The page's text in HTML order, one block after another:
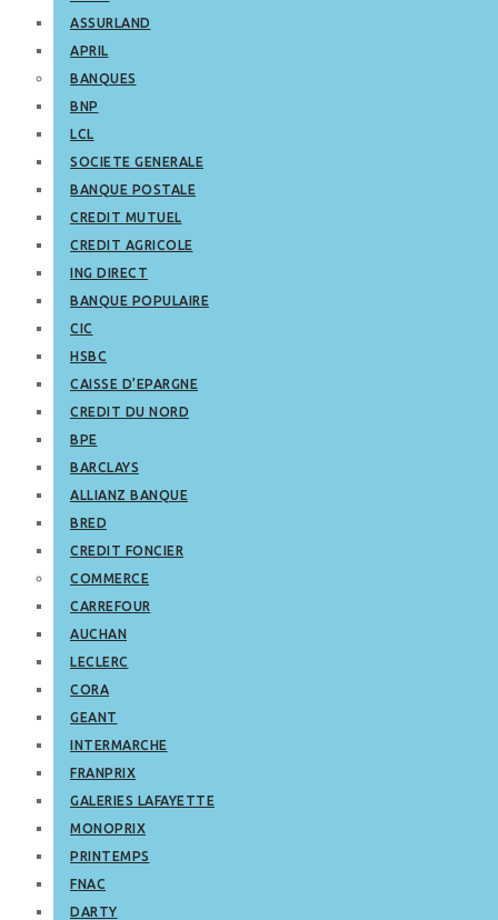
ASSURLAND
APRIL
BANQUES
BNP
LCL
SOCIETE GENERALE
BANQUE POSTALE
CREDIT MUTUEL
CREDIT AGRICOLE
ING DIRECT
BANQUE POPULAIRE
CIC
HSBC
CAISSE D’EPARGNE
CREDIT DU NORD
BPE
BARCLAYS
ALLIANZ BANQUE
BRED
CREDIT FONCIER
COMMERCE
CARREFOUR
AUCHAN
LECLERC
CORA
GEANT
INTERMARCHE
FRANPRIX
GALERIES LAFAYETTE
MONOPRIX
PRINTEMPS
FNAC
DARTY